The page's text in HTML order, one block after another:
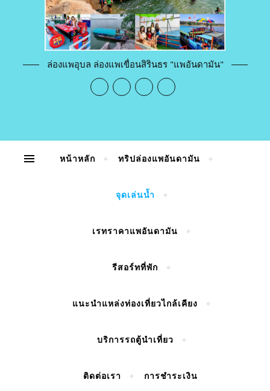
ล่องแพอุบล ล่องแพเขื่อนสิรินธร "แพอันดามัน"
หน้าหลัก ทริปล่องแพอันดามัน
จุดเล่นน้ำ
เรทราคาแพอันดามัน
รีสอร์ทที่พัก
แนะนำแหล่งท่องเที่ยวไกล้เคียง
บริการรถตู้นำเที่ยว
ติดต่อเรา การชำระเงิน